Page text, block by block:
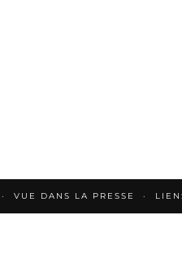
VUE DANS LA PRESSE